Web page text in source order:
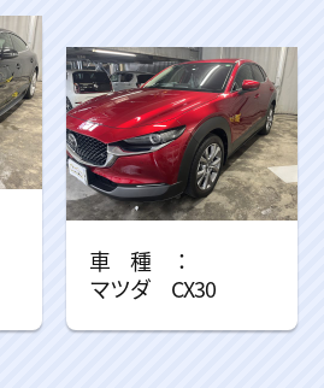
マツダ CX30